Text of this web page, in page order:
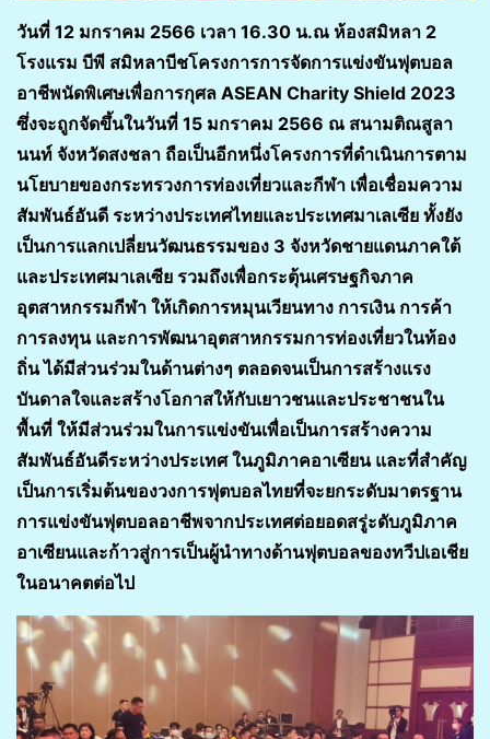
วันที่ 12 มกราคม 2566 เวลา 16.30 น.ณ ห้องสมิหลา 2
โรงแรม บีพี สมิหลาบีชโครงการการจัดการแข่งขันฟุตบอล
อาชีพนัดพิเศษเพื่อการกุศล ASEAN Charity Shield 2023
ซึ่งจะถูกจัดขึ้นในวันที่ 15 มกราคม 2566 ณ สนามติณสูลา
นนท์ จังหวัดสงชลา ถือเป็นอีกหนึ่งโครงการที่ดำเนินการตาม
นโยบายของกระทรวงการท่องเที่ยวและกีฬา เพื่อเชื่อมความ
สัมพันธ์อันดี ระหว่างประเทศไทยและประเทศมาเลเซีย ทั้งยัง
เป็นการแลกเปลี่ยนวัฒนธรรมของ 3 จังหวัดชายแดนภาคใต้
และประเทศมาเลเซีย รวมถึงเพื่อกระตุ้นเศรษฐกิจภาค
อุตสาหกรรมกีฬา ให้เกิดการหมุนเวียนทาง การเงิน การค้า
การลงทุน และการพัฒนาอุตสาหกรรมการท่องเที่ยวในท้อง
ถิ่น ได้มีส่วนร่วมในด้านต่างๆ ตลอดจนเป็นการสร้างแรง
บันดาลใจและสร้างโอกาสให้กับเยาวชนและประชาชนใน
พื้นที่ ให้มีส่วนร่วมในการแข่งขันเพื่อเป็นการสร้างความ
สัมพันธ์อันดีระหว่างประเทศ ในภูมิภาคอาเซียน และที่สำคัญ
เป็นการเริ่มต้นของวงการฟุตบอลไทยที่จะยกระดับมาตรฐาน
การแข่งขันฟุตบอลอาชีพจากประเทศต่อยอดสรู่ะดับภูมิภาค
อาเซียนและก้าวสู่การเป็นผู้นำทางด้านฟุตบอลของทวีปเอเชีย
ในอนาคตต่อไป